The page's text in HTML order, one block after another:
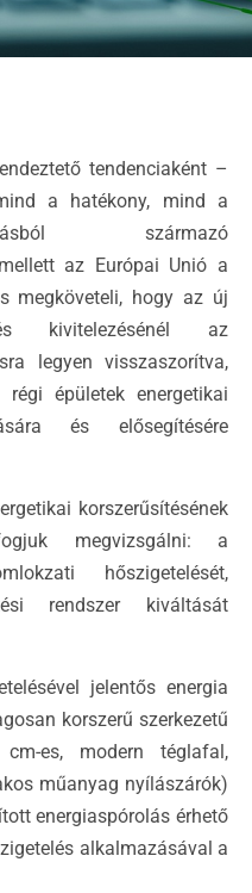
tendenciaként –
a hatékony, mind a
származó
az Európai Unió a
megköveteli, hogy az új
kivitelezésénél az
legyen visszaszorítva,
épületek energetikai
és elősegítésére
korszerűsítésének
megvizsgálni: a
hőszigetelését,
rendszer kiváltását
jelentős energia
korszerű szerkezetű
es, modern téglafal,
műanyag nyílászárók)
energiaspórolás érhető
alkalmazásával a